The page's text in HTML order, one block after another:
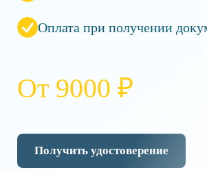
Оплата при получении
От 9000 ₽
Получить удостоверение